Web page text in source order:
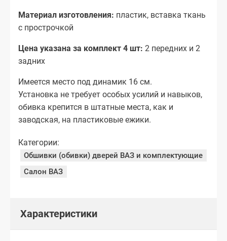
Материал изготовления: пластик, вставка ткань
с прострочкой
Цена указана за комплект 4 шт: 2 передних и 2
задних
Имеется место под динамик 16 см.
Установка не требует особых усилий и навыков,
обивка крепится в штатные места, как и
заводская, на пластиковые ежики.
Категории:
Обшивки (обивки) дверей ВАЗ и комплектующие
Салон ВАЗ
Характеристики